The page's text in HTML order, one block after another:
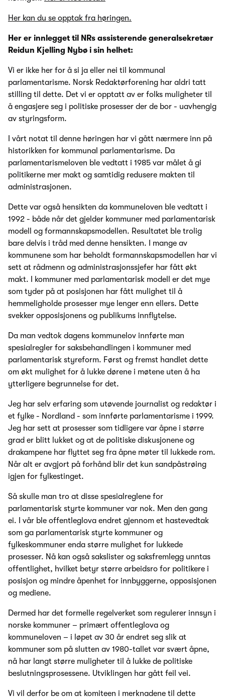
Her kan du se opptak fra høringen.
Her er innlegget til NRs assisterende generalsekretær
Reidun Kjelling Nybø i sin helhet:
Vi er ikke her for å si ja eller nei til kommunal
parlamentarisme. Norsk Redaktørforening har aldri tatt
stilling til dette. Det vi er opptatt av er folks muligheter til
å engasjere seg i politiske prosesser der de bor - uavhengig
av styringsform.
I vårt notat til denne høringen har vi gått nærmere inn på
historikken for kommunal parlamentarisme. Da
parlamentarismeloven ble vedtatt i 1985 var målet å gi
politikerne mer makt og samtidig redusere makten til
administrasjonen.
Dette var også hensikten da kommuneloven ble vedtatt i
1992 - både når det gjelder kommuner med parlamentarisk
modell og formannskapsmodellen. Resultatet ble trolig
bare delvis i tråd med denne hensikten. I mange av
kommunene som har beholdt formannskapsmodellen har vi
sett at rådmenn og administrasjonssjefer har fått økt
makt. I kommuner med parlamentarisk modell er det mye
som tyder på at posisjonen har fått mulighet til å
hemmeligholde prosesser mye lenger enn ellers. Dette
svekker opposisjonens og publikums innflytelse.
Da man vedtok dagens kommunelov innførte man
spesialregler for saksbehandlingen i kommuner med
parlamentarisk styreform. Først og fremst handlet dette
om økt mulighet for å lukke dørene i møtene uten å ha
ytterligere begrunnelse for det.
Jeg har selv erfaring som utøvende journalist og redaktør i
et fylke - Nordland - som innførte parlamentarisme i 1999.
Jeg har sett at prosesser som tidligere var åpne i større
grad er blitt lukket og at de politiske diskusjonene og
drakampene har flyttet seg fra åpne møter til lukkede rom.
Når alt er avgjort på forhånd blir det kun sandpåstrøing
igjen for fylkestinget.
Så skulle man tro at disse spesialreglene for
parlamentarisk styrte kommuner var nok. Men den gang
ei. I vår ble offentleglova endret gjennom et hastevedtak
som ga parlamentarisk styrte kommuner og
fylkeskommuner enda større mulighet for lukkede
prosesser. Nå kan også sakslister og saksfremlegg unntas
offentlighet, hvilket betyr større arbeidsro for politikere i
posisjon og mindre åpenhet for innbyggerne, opposisjonen
og mediene.
Dermed har det formelle regelverket som regulerer innsyn i
norske kommuner – primært offentleglova og
kommuneloven – i løpet av 30 år endret seg slik at
kommuner som på slutten av 1980-tallet var svært åpne,
nå har langt større muligheter til å lukke de politiske
beslutningsprosessene. Utviklingen har gått feil vei.
Vi vil derfor be om at komiteen i merknadene til dette